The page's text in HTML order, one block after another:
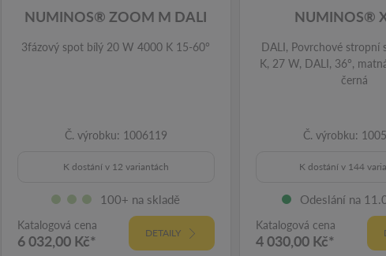
NUMINOS® ZOOM M DALI
3fázový spot bílý 20 W 4000 K 15-60°
Č. výrobku: 1006119
K dostání v 12 variantách
100+ na skladě
Katalogová cena
6 032,00 Kč* DETAILY
NUMINOS®
DALI, Povrchové stropní
K, 27 W, DALI, 36°,
černá
Č. výrobku:
K dostání v 144
Odeslání na
Katalogová cena
4 030,00 Kč*